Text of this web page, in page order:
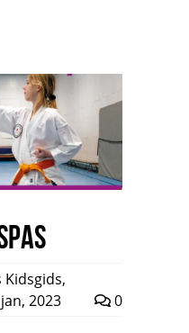
Kidsgids,
2023 0